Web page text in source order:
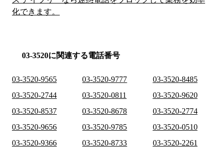
化できます。
03-3520に関連する電話番号
03-3520-9565 03-3520-9777
03-3520-8485
03-3520-2744
03-3520-0811
03-3520-9620
03-3520-8537
03-3520-8678
03-3520-2774
03-3520-9656
03-3520-9785
03-3520-0510
03-3520-9366
03-3520-8733
03-3520-2261